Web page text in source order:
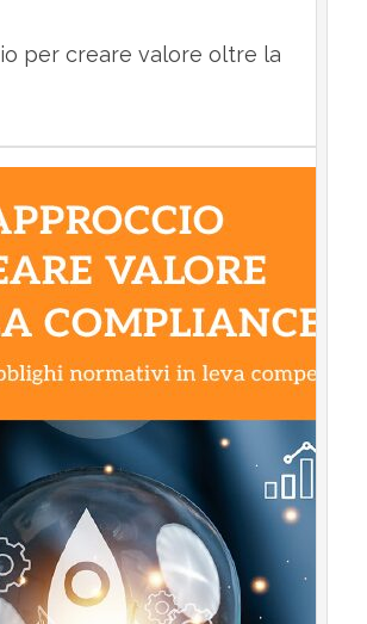
per creare valore oltre la